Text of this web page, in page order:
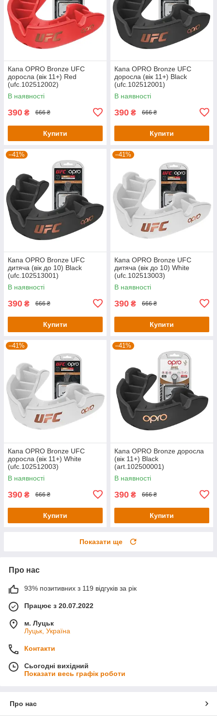
Капа OPRO Bronze UFC
доросла (вік 11+) Red
(ufc.102512002)
В наявності
390 ₴ 666 ₴
Купити
Капа OPRO Bronze UFC
доросла (вік 11+) Black
(ufc.102512001)
В наявності
390 ₴ 666 ₴
Купити
–41%
Капа OPRO Bronze UFC
дитяча (вік до 10) Black
(ufc.102513001)
В наявності
390 ₴ 666 ₴
Купити
–41%
Капа OPRO Bronze UFC
дитяча (вік до 10) White
(ufc.102513003)
В наявності
390 ₴ 666 ₴
Купити
–41%
Капа OPRO Bronze UFC
доросла (вік 11+) White
(ufc.102512003)
В наявності
390 ₴ 666 ₴
Купити
–41%
Капа OPRO Bronze доросла
(вік 11+) Black
(art.102500001)
В наявності
390 ₴ 666 ₴
Купити
Показати ще
Про нас
93% позитивних з 119 відгуків за рік
Працює з 20.07.2022
м. Луцьк
Луцьк, Україна
Контакти
Сьогодні вихідний
Показати весь графік роботи
Про нас